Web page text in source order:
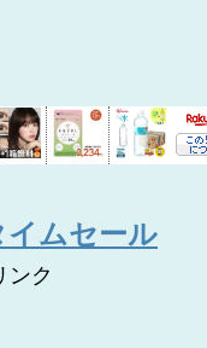
ムセール
ンク